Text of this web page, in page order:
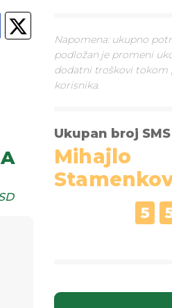
Napomena: ukupno
podložan je promeni
dodatni troškovi tokom
korisnika.
Ukupan broj
Mihajlo
5